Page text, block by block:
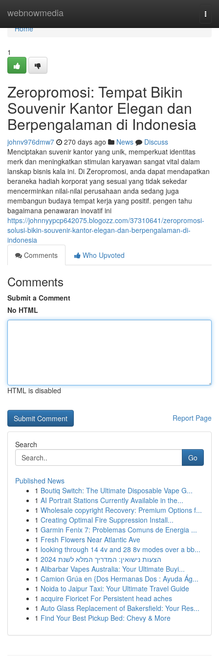
webnowmedia
Home
Home
1
Zeropromosi: Tempat Bikin
Souvenir Kantor Elegan dan
Berpengalaman di Indonesia
johnv976dmw7 270 days ago News
Discuss
Menciptakan suvenir kantor yang unik, memperkuat identitas
merk dan meningkatkan stimulan karyawan sangat vital dalam
lanskap bisnis kala ini. Di Zeropromosi, anda dapat mendapatkan
beraneka hadiah korporat yang sesuai yang tidak sekedar
mencerminkan nilai-nilai perusahaan anda sedang juga
membangun budaya tempat kerja yang positif. pengen tahu
bagaimana penawaran inovatif ini
https://johnnyypcp642075.blogozz.com/37310641/zeropromosi-
solusi-bikin-souvenir-kantor-elegan-dan-berpengalaman-di-
indonesia
Comments
Who Upvoted
Comments
Submit a Comment
No HTML
HTML is disabled
Report Page
Search
Go
Published News
1 Boutiq Switch: The Ultimate Disposable Vape G...
1 AI Portrait Stations Currently Available in the...
1 Wholesale copyright Recovery: Premium Options f...
1 Creating Optimal Fire Suppression Install...
1 Garmin Fenix 7: Problemas Comuns de Energia ...
1 Fresh Flowers Near Atlantic Ave
1 looking through 14 4v and 28 8v modes over a bb...
1
הצעות נישואין: המדריך המלא לשנת 2024
1 Alibarbar Vapes Australia: Your Ultimate Buyi...
1 Camion Grúa en {Dos Hermanas Dos : Ayuda Ág...
1 Noida to Jaipur Taxi: Your Ultimate Travel Guide
1 acquire Fioricet For Persistent head aches
1 Auto Glass Replacement of Bakersfield: Your Res...
1 Find Your Best Pickup Bed: Chevy & More